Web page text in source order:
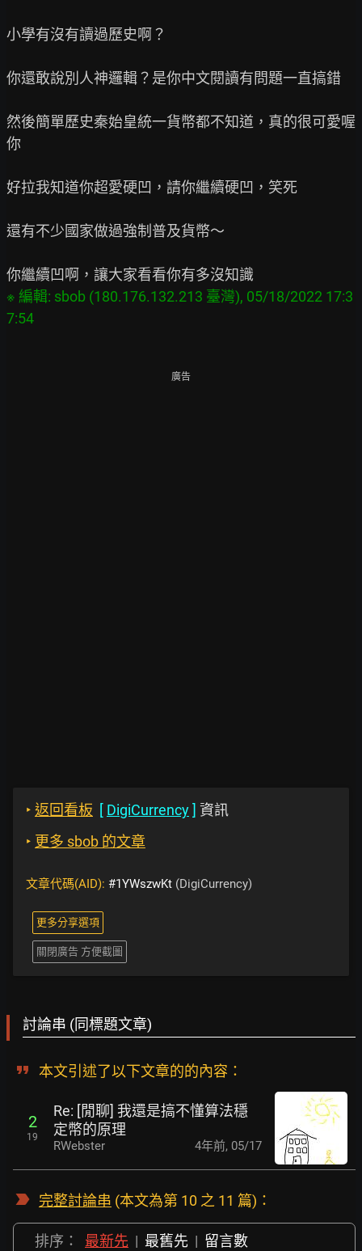
小學有沒有讀過歷史啊？
你還敢說別人神邏輯？是你中文閱讀有問題一直搞錯
然後簡單歷史秦始皇統一貨幣都不知道，真的很可愛喔
你
好拉我知道你超愛硬凹，請你繼續硬凹，笑死
還有不少國家做過強制普及貨幣～
※ 編輯: sbob (180.176.132.213 臺灣), 05/18/2022 17:3
廣告
‣ 返回看板 [ DigiCurrency] 資訊
‣ 更多 sbob 的文章
文章代碼(AID): #1YWszwKt (DigiCurrency)
更多分享選項
關閉廣告 方便截圖
討論串 (同標題文章)
本文引述了以下文章的的內容：
2
19
Re: [閒聊] 我還是搞不懂算法穩
定幣的原理
RWebster 4年前, 05/17
完整討論串 (本文為第 10 之 11 篇)：
排序： 最新先 | 最舊先 | 留言數